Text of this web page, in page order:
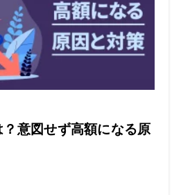
意図せず高額になる原